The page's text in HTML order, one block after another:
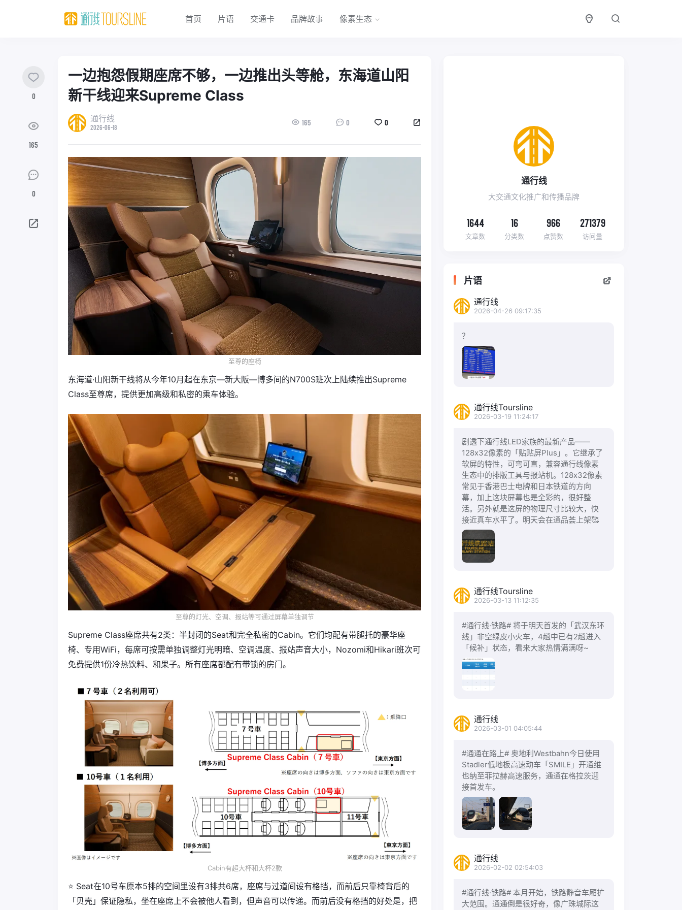
首页 片语 交通卡 品牌故事 像素生态
0
165
0
一边抱怨假期座席不够，一边推出头等舱，东海道山阳
新干线迎来Supreme Class
通行线
2026-06-18
165 0 0
至尊的座椅
东海道·山阳新干线将从今年10月起在东京—新大阪—博多间的N700S班次上陆续推出Supreme
Class至尊席，提供更加高级和私密的乘车体验。
至尊的灯光、空调、报站等可通过屏幕单独调节
Supreme Class座席共有2类：半封闭的Seat和完全私密的Cabin。它们均配有带腿托的豪华座
椅、专用WiFi，每席可按需单独调整灯光明暗、空调温度、报站声音大小，Nozomi和Hikari班次可
免费提供1份冷热饮料、和果子。所有座席都配有带锁的房门。
Cabin有超大杯和大杯2款
⭐️ Seat在10号车原本5排的空间里设有3排共6席，座席与过道间设有格挡，而前后只靠椅背后的
「贝壳」保证隐私，坐在座席上不会被他人看到，但声音可以传递。而前后没有格挡的好处是，把
通行线
大交通文化推广和传播品牌
1644
文章数
16
分类数
966
点赞数
271379
访问量
片语
通行线
2026-04-26 09:17:35
？
通行线Toursline
2026-03-19 11:24:17
剧透下通行线LED家族的最新产品——
128x32像素的「贴贴屏Plus」。它继承了
软屏的特性，可弯可直，兼容通行线像素
生态中的排版工具与报站机。128x32像素
常见于香港巴士电牌和日本铁道的方向
幕，加上这块屏幕也是全彩的，很好整
活。另外就是这屏的物理尺寸比较大，快
接近真车水平了。明天会在通品荟上架🥰
通行线Toursline
2026-03-13 11:12:35
#通行线·铁路# 将于明天首发的「武汉东环
线」非空绿皮小火车，4趟中已有2趟进入
「候补」状态，看来大家热情满满呀~
通行线
2026-03-01 04:05:44
#通通在路上# 奥地利Westbahn今日使用
Stadler低地板高速动车「SMILE」开通维
也纳至菲拉赫高速服务，通通在格拉茨迎
接首发车。
通行线
2026-02-02 02:54:03
#通行线·铁路# 本月开始，铁路静音车厢扩
大范围。通通倒是很好奇，像广珠城际这